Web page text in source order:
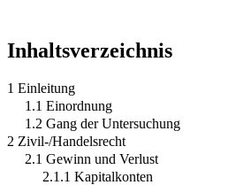
Inhaltsverzeichnis
1 Einleitung
1.1 Einordnung
1.2 Gang der Untersuchung
2 Zivil-/Handelsrecht
2.1 Gewinn und Verlust
2.1.1 Kapitalkonten